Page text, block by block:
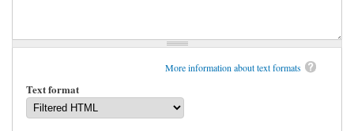
More information about text formats
Text format